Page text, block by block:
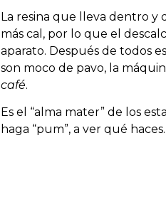
La resina que lleva dentro y
más cal, por lo que el
aparato. Después de todos
son moco de pavo, la
café.
Es el “alma mater” de los
haga “pum”, a ver qué